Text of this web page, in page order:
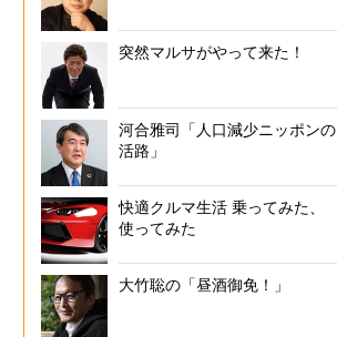
突然マルサがやって来た！
河合雅司「人口減少ニッポンの
活路」
快適クルマ生活 乗ってみた、
使ってみた
大竹聡の「昼酒御免！」